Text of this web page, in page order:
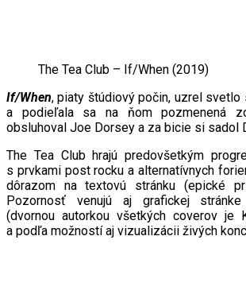
The Tea Club ‎– If/When (2019)
If/When, piaty štúdiový počin, uzrel svetlo
a podieľala sa na ňom pozmenená
obsluhoval Joe Dorsey a za bicie si sadol
The Tea Club hrajú predovšetkým
s prvkami post rocku a alternatívnych
dôrazom na textovú stránku (epické
Pozornosť venujú aj grafickej
(dvornou autorkou všetkých coverov je
a podľa možností aj vizualizácii živých